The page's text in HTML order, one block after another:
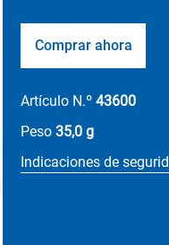
Comprar ahora
Artículo N.º 43600
Peso 35,0 g
Indicaciones de